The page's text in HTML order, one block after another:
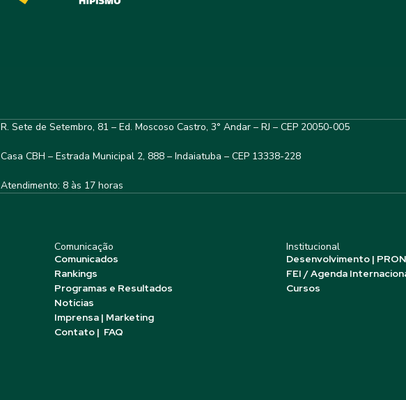
R. Sete de Setembro, 81 – Ed. Moscoso Castro, 3° Andar – RJ – CEP 20050-005
Casa CBH – Estrada Municipal 2, 888 – Indaiatuba – CEP 13338-228
Atendimento: 8 às 17 horas
Comunicação
Comunicados
Rankings
Programas e Resultados
Notícias
Imprensa | Marketing
Contato | FAQ
Institucional
Desenvolvimento |
FEI / Agenda
Cursos